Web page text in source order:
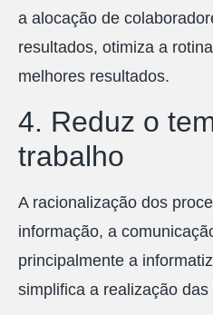
a alocação de
resultados, otimiza a
melhores resultados.
4. Reduz o
trabalho
A racionalização dos
informação, a
principalmente a
simplifica a realização